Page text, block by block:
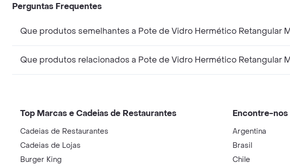
Perguntas Frequentes
Que produtos semelhantes a Pote de Vidro Hermético Retangular
Que produtos relacionados a Pote de Vidro Hermético Retangular
Top Marcas e Cadeias de Restaurantes
Cadeias de Restaurantes
Cadeias de Lojas
Burger King
Encontre-nos
Argentina
Brasil
Chile